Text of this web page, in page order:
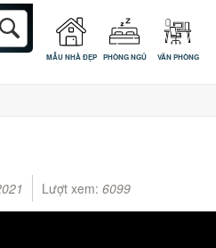
MẪU NHÀ ĐẸP PHÒNG NGỦ VĂN PHÒNG
Lượt xem: 6099